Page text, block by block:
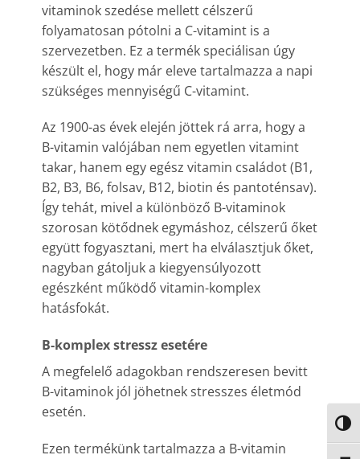
vitaminok szedése mellett célszerű
folyamatosan pótolni a C-vitamint is a
szervezetben. Ez a termék speciálisan úgy
készült el, hogy már eleve tartalmazza a napi
szükséges mennyiségű C-vitamint.
Az 1900-as évek elején jöttek rá arra, hogy a
B-vitamin valójában nem egyetlen vitamint
takar, hanem egy egész vitamin családot (B1,
B2, B3, B6, folsav, B12, biotin és pantoténsav).
Így tehát, mivel a különböző B-vitaminok
szorosan kötődnek egymáshoz, célszerű őket
együtt fogyasztani, mert ha elválasztjuk őket,
nagyban gátoljuk a kiegyensúlyozott
egészként működő vitamin-komplex
hatásfokát.
B-komplex stressz esetére
A megfelelő adagokban rendszeresen bevitt
B-vitaminok jól jöhetnek stresszes életmód
esetén.
Ezen termékünk tartalmazza a B-vitamin